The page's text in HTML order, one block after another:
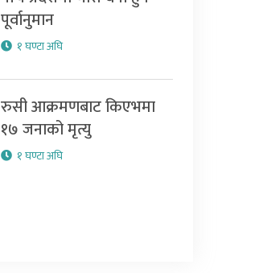
पूर्वानुमान
१ घण्टा अघि
रुसी आक्रमणबाट किएभमा
१७ जनाको मृत्यु
१ घण्टा अघि